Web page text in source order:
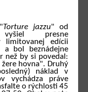
Torture jazzu" od
presne
limitovanej edícii
a bol beznádejne
než by si povedal:
žere hovna". Druhý
náklad v
vychádza práve
o rýchlosti 45